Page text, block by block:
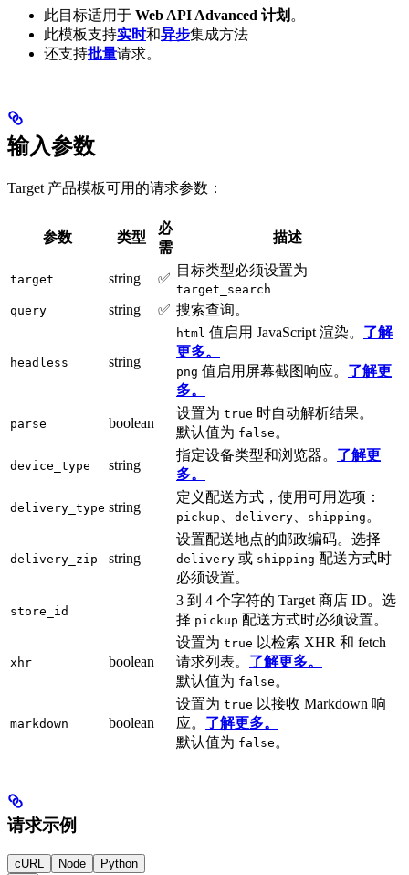
此目标适用于 Web API Advanced 计划 。
此模板支持实时和异步集成方法
还支持批量请求。
输入参数
Target 产品模板可用的请求参数：
参数 类型
必
需
描述
target string ✅
目标类型必须设置为
target_search
query
string ✅ 搜索查询。
headless string
html 值启用 JavaScript 渲染。 了解
更多。
png 值启用屏幕截图响应。 了解更
多。
parse boolean
设置为 true 时自动解析结果。
默认值为 false 。
device_type string
指定设备类型和浏览器。 了解更
多。
delivery_type string
定义配送方式，使用可用选项：
pickup delivery shipping 。
delivery_zip string
设置配送地点的邮政编码。选择
delivery 或 shipping 配送方式时
必须设置。
store_id
3 到 4 个字符的 Target 商店 ID。选
择 pickup 配送方式时必须设置。
xhr boolean
设置为 true 以检索 XHR 和 fetch
请求列表。 了解更多。
默认值为 false 。
markdown boolean
设置为 true 以接收 Markdown 响
应。 了解更多。
默认值为 false 。
请求示例
cURL Node Python